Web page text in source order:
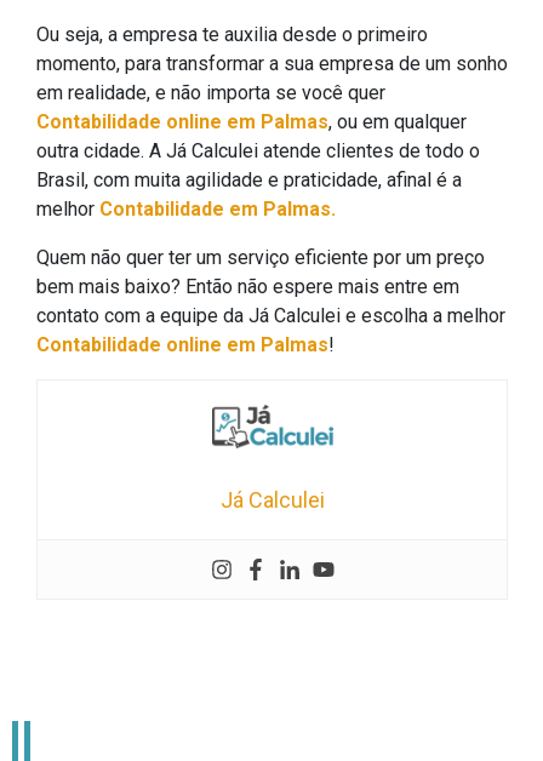
Ou seja, a empresa te auxilia desde o primeiro
momento, para transformar a sua empresa de um sonho
em realidade, e não importa se você quer
Contabilidade online em Palmas, ou em qualquer
outra cidade. A Já Calculei atende clientes de todo o
Brasil, com muita agilidade e praticidade, afinal é a
melhor Contabilidade em Palmas.
Quem não quer ter um serviço eficiente por um preço
bem mais baixo? Então não espere mais entre em
contato com a equipe da Já Calculei e escolha a melhor
Contabilidade online em Palmas!
Já Calculei